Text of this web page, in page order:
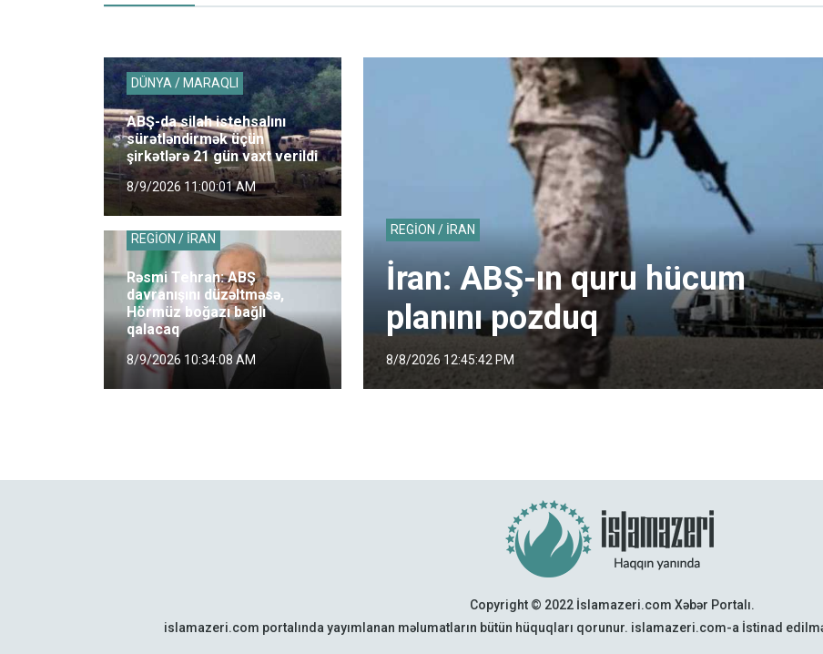
DÜNYA / MARAQLI
ABŞ-da silah istehsalını
sürətləndirmək üçün
şirkətlərə 21 gün vaxt verildi
8/9/2026 11:00:01 AM
REGİON / İRAN
Rəsmi Tehran: ABŞ
davranışını düzəltməsə,
Hörmüz boğazı bağlı
qalacaq
8/9/2026 10:34:08 AM
REGİON / İRAN
İran: ABŞ-ın quru hücum
planını pozduq
8/8/2026 12:45:42 PM
Copyright © 2022 İslamazeri.com Xəbər Portalı.
islamazeri.com portalında yayımlanan məlumatların bütün hüquqları qorunur. islamazeri.com-a İstinad